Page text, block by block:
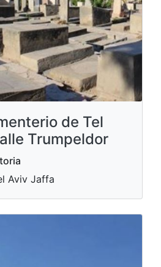
de Tel
Trumpeldor
Aviv Jaffa